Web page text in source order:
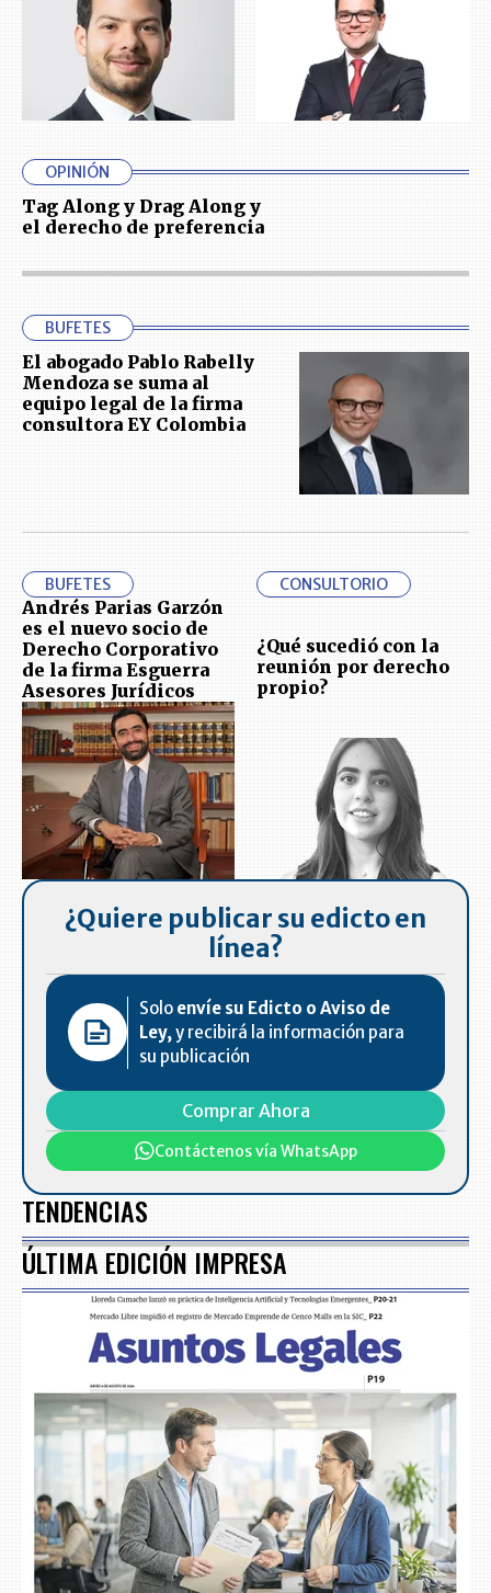
OPINIÓN
Tag Along y Drag Along y
el derecho de preferencia
BUFETES
El abogado Pablo Rabelly
Mendoza se suma al
equipo legal de la firma
consultora EY Colombia
BUFETES
Andrés Parias Garzón
es el nuevo socio de
Derecho Corporativo
de la firma Esguerra
Asesores Jurídicos
CONSULTORIO
¿Qué sucedió con la
reunión por derecho
propio?
¿Quiere publicar su edicto en
línea?
Solo envíe su Edicto o Aviso de
Ley, y recibirá la información para
su publicación
Comprar Ahora
Contáctenos vía WhatsApp
TENDENCIAS
ÚLTIMA EDICIÓN IMPRESA